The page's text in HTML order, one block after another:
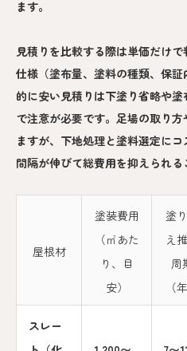
ます。
見積りを比較する際は単価だけ
仕様（塗布量、塗料の種類、保
的に安い見積りは下塗り省略や
で注意が必要です。足場の取り
ますが、下地処理と塗料選定に
間隔が伸びて総費用を抑えられる
屋根材
塗装費用
（㎡あた
り、目
安）
塗
え
周
（
スレー